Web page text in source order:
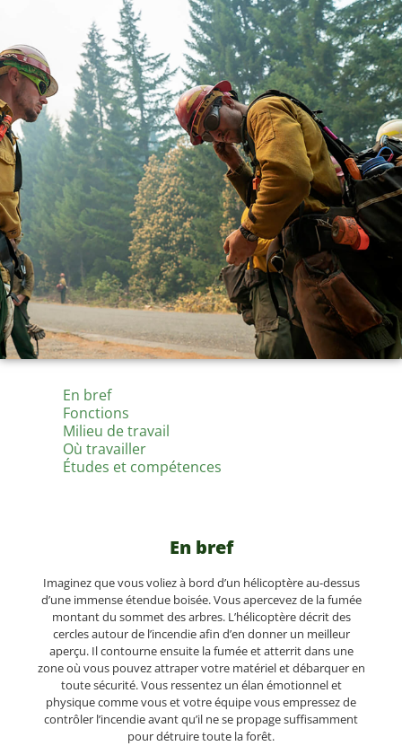
En bref
Fonctions
Milieu de travail
Où travailler
Études et compétences
En bref
Imaginez que vous voliez à bord d’un hélicoptère au-dessus
d’une immense étendue boisée. Vous apercevez de la fumée
montant du sommet des arbres. L’hélicoptère décrit des
cercles autour de l’incendie afin d’en donner un meilleur
aperçu. Il contourne ensuite la fumée et atterrit dans une
zone où vous pouvez attraper votre matériel et débarquer en
toute sécurité. Vous ressentez un élan émotionnel et
physique comme vous et votre équipe vous empressez de
contrôler l’incendie avant qu’il ne se propage suffisamment
pour détruire toute la forêt.